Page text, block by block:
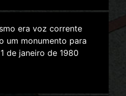
era voz corrente
um monumento para
de janeiro de 1980